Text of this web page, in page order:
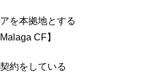
を本拠地とする
CF】
約をしている